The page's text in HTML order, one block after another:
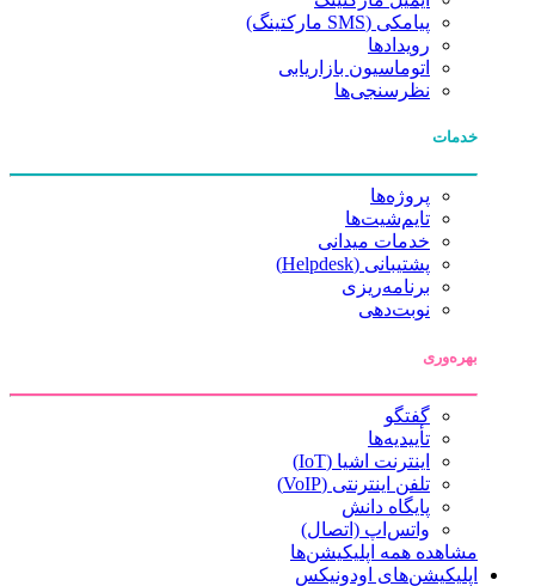
پیامکی (SMS مارکتینگ)
رویدادها
اتوماسیون بازاریابی
نظرسنجی‌ها
خدمات
پروژه‌ها
تایم‌شیت‌ها
خدمات میدانی
پشتیبانی (Helpdesk)
برنامه‌ریزی
نوبت‌دهی
بهره‌وری
گفتگو
تأییدیه‌ها
اینترنت اشیا (IoT)
تلفن اینترنتی (VoIP)
پایگاه دانش
واتس‌اپ (اتصال)
مشاهده همه اپلیکیشن‌ها
اپلیکیشن‌های اودونیکس